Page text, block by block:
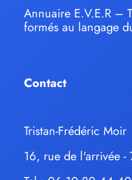
Annuaire E.V.E.R –
formés au langage
Contact
Tristan-Frédéric Moir
16, rue de l'arrivée -